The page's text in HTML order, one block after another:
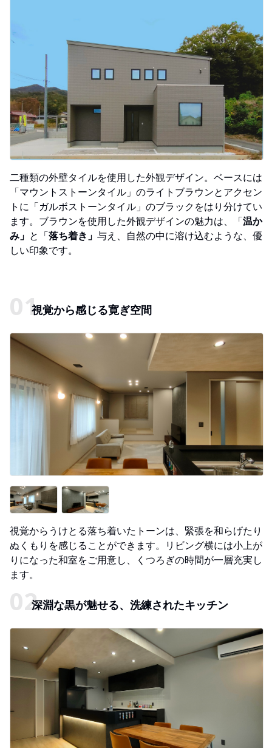
二種類の外壁タイルを使用した外観デザイン。ベースには
「マウントストーンタイル」のライトブラウンとアクセン
トに「ガルボストーンタイル」のブラックをはり分けてい
ます。ブラウンを使用した外観デザインの魅力は、「温か
み」 と「落ち着き」 与え、自然の中に溶け込むような、優
しい印象です。
視覚から感じる寛ぎ空間
視覚からうけとる落ち着いたトーンは、緊張を和らげたり
ぬくもりを感じることができます。リビング横には小上が
りになった和室をご用意し、くつろぎの時間が一層充実し
ます。
深淵な黒が魅せる、洗練されたキッチン